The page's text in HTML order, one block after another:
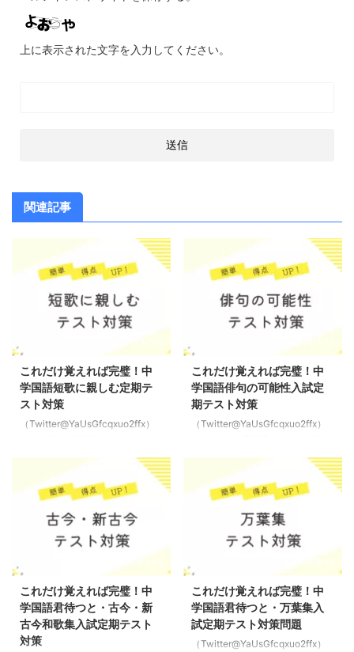
上に表示された文字を入力してください。
関連記事
2024/5/5
これだけ覚えれば完璧！中
学国語短歌に親しむ定期テ
スト対策
（Twitter@YaUsGfcqxuo2ffx）
についての基本的なことをおさえ
ていこう これはテストでも必ず
問われるのでしっかり理解してい
こう ポイント 短歌の形式→「5・
7・5・7・7」の31音からなる 31
音より多いもの→「字余り」 31
音より少ないもの→「字足らず」
う5初句、7二句、5三句、7四
句、7結句のように呼ばれるので
覚えておこう＊特に最後の句は5
句ではなく「結句」なので注意
2024/4/10
これだけ覚えれば完璧！中
学国語俳句の可能性入試定
期テスト対策
（Twitter@YaUsGfcqxuo2ffx）
についての基礎基本を押さえよう
これはテストでも必ず問われるの
でしっかり理解していこう ポイ
ント 俳句の形式→俳句は「5・
7・5」という定型で表現して季
節を表す言葉「季語」を入れると
いうのが基本的な決まり全部で17
音有季定型→俳句の基本の「5・
のこと無季俳句→季語を入れてな
い俳句自由律俳句→音数に決まり
がなく（5・7・5の形を取らな
い）自由に書いた俳句 切れ字→
2024/4/10
これだけ覚えれば完璧！中
学国語君待つと・古今・新
古今和歌集入試定期テスト
対策
2024/5/16
これだけ覚えれば完璧！中
学国語君待つと・万葉集入
試定期テスト対策問題
（Twitter@YaUsGfcqxuo2ffx）